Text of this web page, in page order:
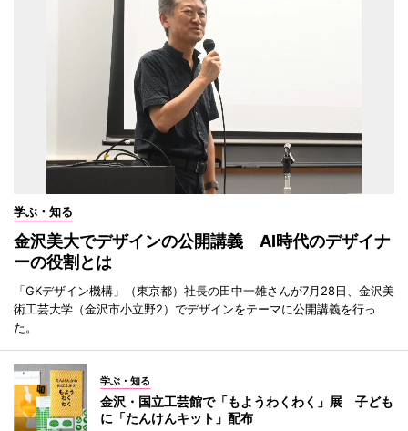
学ぶ・知る
金沢美大でデザインの公開講義 AI時代のデザイナ
ーの役割とは
「GKデザイン機構」（東京都）社長の田中一雄さんが7月28日、金沢美
術工芸大学（金沢市小立野2）でデザインをテーマに公開講義を行っ
た。
学ぶ・知る
金沢・国立工芸館で「もようわくわく」展 子ども
に「たんけんキット」配布